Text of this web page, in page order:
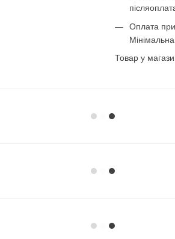
Оплата при
Товар у